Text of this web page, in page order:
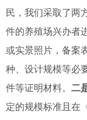
民，我们采取了两
件的养殖场兴办者
或实景照片 ， 备案
种、设计规模等必
件等证明材料。 二
定的规模标准且在